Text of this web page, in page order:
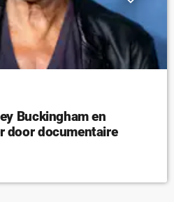
Buckingham en
door documentaire